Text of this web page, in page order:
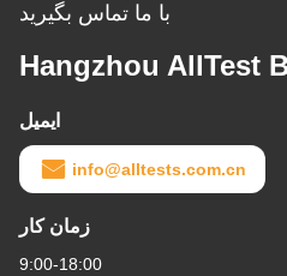
با ما تماس بگیرید
Hangzhou AllTest
ایمیل
info@alltests.com.cn
زمان کار
9:00-18:00